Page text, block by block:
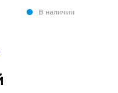
В наличии